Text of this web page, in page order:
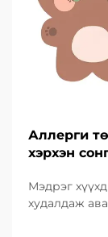
Аллерги
хэрхэн
Мэдрэг
худалдаж